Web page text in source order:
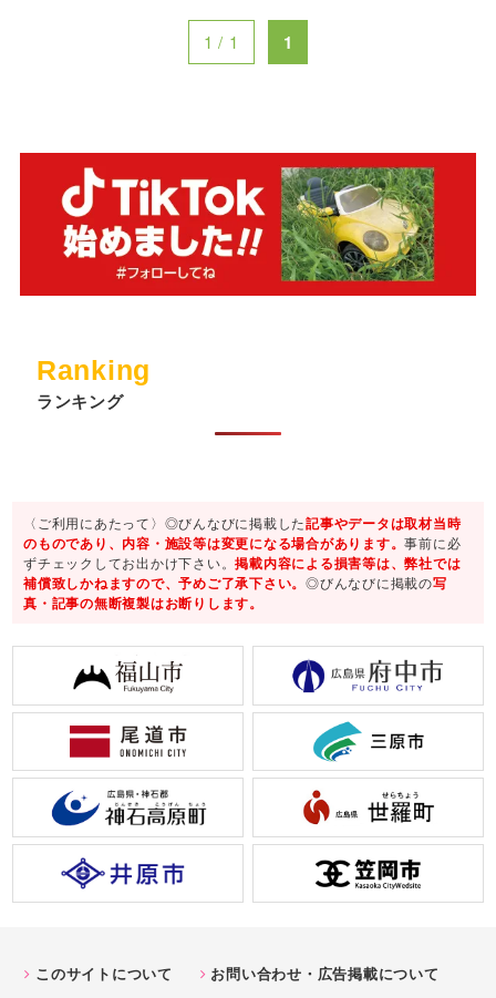
1 / 1 1
Ranking
ランキング
〈ご利用にあたって〉◎びんなびに掲載した記事やデータは取材当時
のものであり、内容・施設等は変更になる場合があります。事前に必
ずチェックしてお出かけ下さい。掲載内容による損害等は、弊社では
補償致しかねますので、予めご了承下さい。◎びんなびに掲載の写
真・記事の無断複製はお断りします。
このサイトについて お問い合わせ・広告掲載について